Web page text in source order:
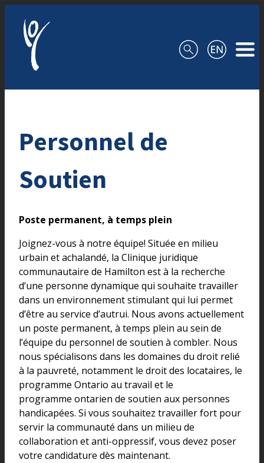
Personnel de
Soutien
Poste permanent, à temps plein
Joignez-vous à notre équipe! Située en milieu
urbain et achalandé, la Clinique juridique
communautaire de Hamilton est à la recherche
d’une personne dynamique qui souhaite travailler
dans un environnement stimulant qui lui permet
d’être au service d’autrui. Nous avons actuellement
un poste permanent, à temps plein au sein de
l’équipe du personnel de soutien à combler. Nous
nous spécialisons dans les domaines du droit relié
à la pauvreté, notamment le droit des locataires, le
programme Ontario au travail et le
programme ontarien de soutien aux personnes
handicapées. Si vous souhaitez travailler fort pour
servir la communauté dans un milieu de
collaboration et anti-oppressif, vous devez poser
votre candidature dès maintenant.